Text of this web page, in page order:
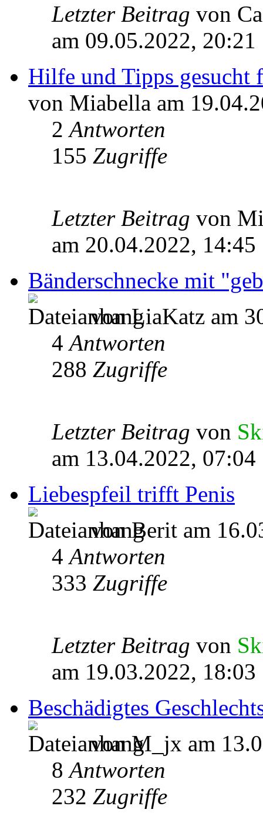
Letzter Beitrag von
am 09.05.2022, 20:21
Hilfe und Tipps gesucht
von Miabella am
2Antworten
155 Zugriffe
Letzter Beitrag von
am 20.04.2022, 14:45
Bänderschnecke mit
von LiaKatz am
4Antworten
288 Zugriffe
Letzter Beitrag von
am 13.04.2022, 07:04
Liebespfeil trifft Penis
von Berit am
4Antworten
333 Zugriffe
Letzter Beitrag von
am 19.03.2022, 18:03
Beschädigtes
von M_jx am
8Antworten
232 Zugriffe